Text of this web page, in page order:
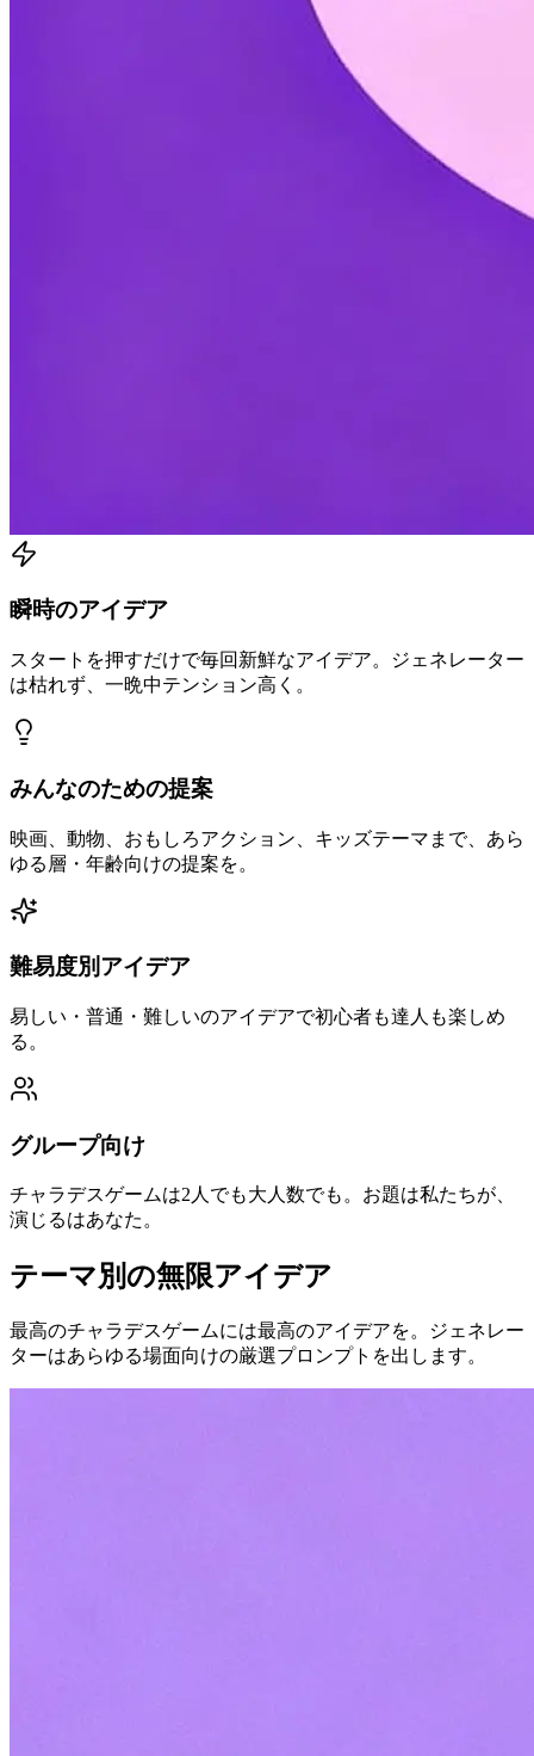
瞬時のアイデア
スタートを押すだけで毎回新鮮なアイデア。ジェネレーター
は枯れず、一晩中テンション高く。
みんなのための提案
映画、動物、おもしろアクション、キッズテーマまで、あら
ゆる層・年齢向けの提案を。
難易度別アイデア
易しい・普通・難しいのアイデアで初心者も達人も楽しめ
る。
グループ向け
チャラデスゲームは2人でも大人数でも。お題は私たちが、
演じるはあなた。
テーマ別の無限アイデア
最高のチャラデスゲームには最高のアイデアを。ジェネレー
ターはあらゆる場面向けの厳選プロンプトを出します。